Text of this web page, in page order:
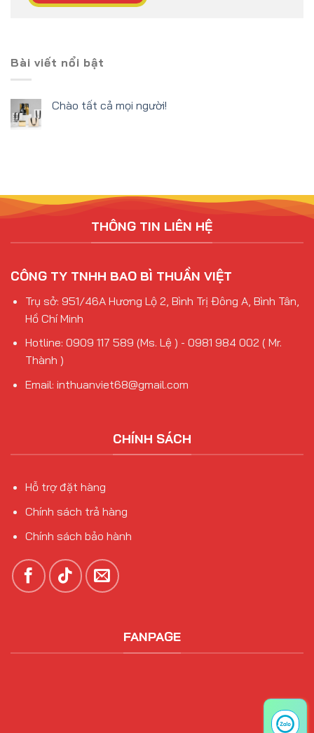
Bài viết nổi bật
Chào tất cả mọi người!
THÔNG TIN LIÊN HỆ
CÔNG TY TNHH BAO BÌ THUẦN VIỆT
Trụ sở: 951/46A Hương Lộ 2, Bình Trị Đông A, Bình Tân,
Hồ Chí Minh
Hotline: 0909 117 589 (Ms. Lệ ) - 0981 984 002 ( Mr.
Thành )
Email: inthuanviet68@gmail.com
CHÍNH SÁCH
Hỗ trợ đặt hàng
Chính sách trả hàng
Chính sách bảo hành
FANPAGE